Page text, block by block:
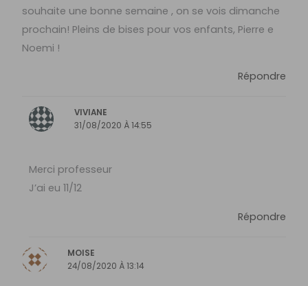
souhaite une bonne semaine , on se vois dimanche
prochain! Pleins de bises pour vos enfants, Pierre e
Noemi !
Répondre
VIVIANE
31/08/2020 À 14:55
Merci professeur
J’ai eu 11/12
Répondre
MOISE
24/08/2020 À 13:14